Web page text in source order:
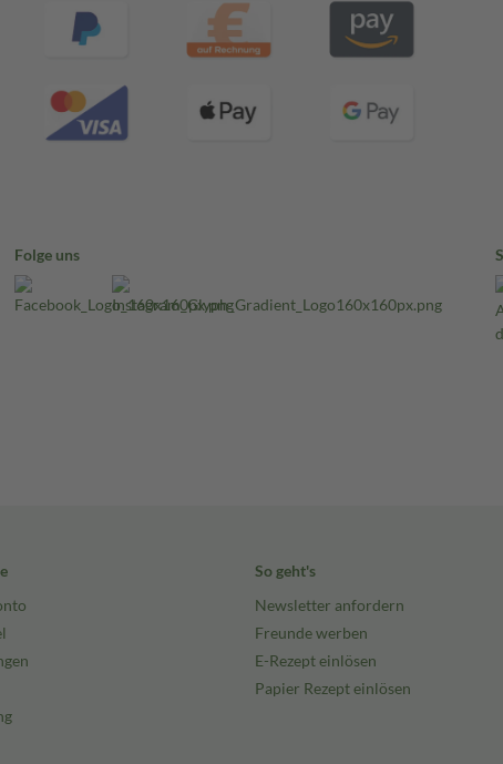
Folge uns
So geht's
Newsletter anfordern
Freunde werben
E-Rezept einlösen
Papier Rezept einlösen